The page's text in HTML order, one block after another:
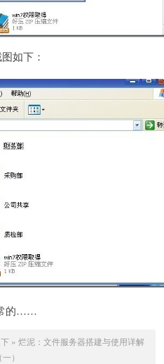
如下：
的……
» 烂泥：文件服务器搭建与使用详解
（一）